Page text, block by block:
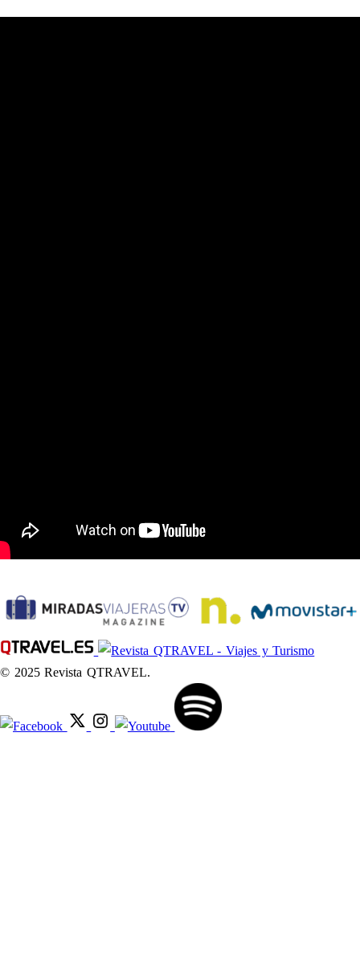
© 2025 Revista QTRAVEL.